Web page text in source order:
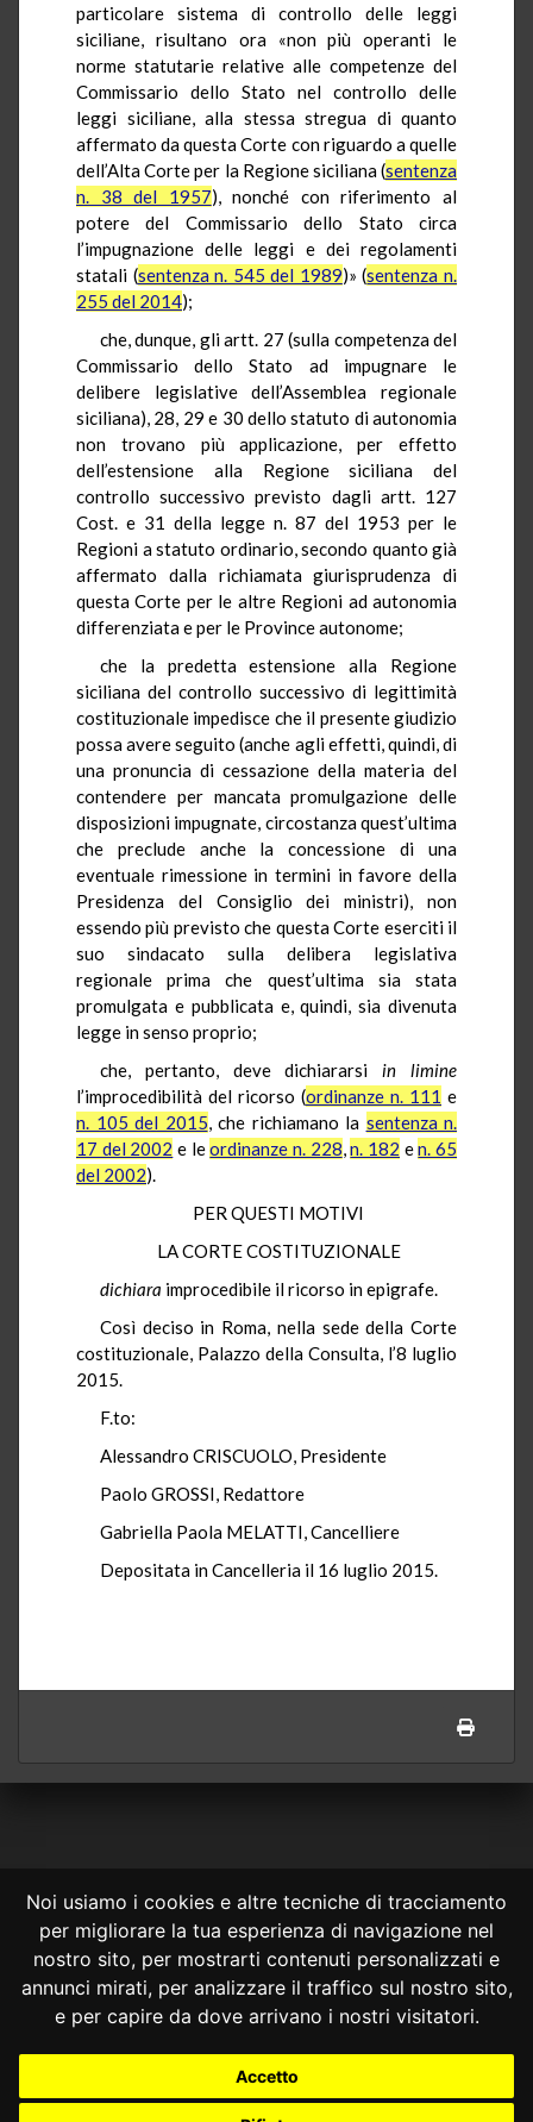
Noi usiamo i cookies e altre tecniche di tracciamento
per migliorare la tua esperienza di navigazione nel
nostro sito, per mostrarti contenuti personalizzati e
annunci mirati, per analizzare il traffico sul nostro sito,
e per capire da dove arrivano i nostri visitatori.
Accetto
particolare sistema di controllo delle leggi
siciliane, risultano ora «non più operanti le
norme statutarie relative alle competenze del
Commissario dello Stato nel controllo delle
leggi siciliane, alla stessa stregua di quanto
affermato da questa Corte con riguardo a quelle
dell’Alta Corte per la Regione siciliana (sentenza
n. 38 del 1957), nonché con riferimento al
potere del Commissario dello Stato circa
l’impugnazione delle leggi e dei regolamenti
statali (sentenza n. 545 del 1989)» (sentenza n.
255 del 2014);
che, dunque, gli artt. 27 (sulla competenza del
Commissario dello Stato ad impugnare le
delibere legislative dell’Assemblea regionale
siciliana), 28, 29 e 30 dello statuto di autonomia
non trovano più applicazione, per effetto
dell’estensione alla Regione siciliana del
controllo successivo previsto dagli artt. 127
Cost. e 31 della legge n. 87 del 1953 per le
Regioni a statuto ordinario, secondo quanto già
affermato dalla richiamata giurisprudenza di
questa Corte per le altre Regioni ad autonomia
differenziata e per le Province autonome;
che la predetta estensione alla Regione
siciliana del controllo successivo di legittimità
costituzionale impedisce che il presente giudizio
possa avere seguito (anche agli effetti, quindi, di
una pronuncia di cessazione della materia del
contendere per mancata promulgazione delle
disposizioni impugnate, circostanza quest’ultima
che preclude anche la concessione di una
eventuale rimessione in termini in favore della
Presidenza del Consiglio dei ministri), non
essendo più previsto che questa Corte eserciti il
suo sindacato sulla delibera legislativa
regionale prima che quest’ultima sia stata
promulgata e pubblicata e, quindi, sia divenuta
legge in senso proprio;
che, pertanto, deve dichiararsiin limine
l’improcedibilità del ricorso (ordinanze n. 111 e
n. 105 del 2015, che richiamano la sentenza n.
17 del 2002 e leordinanze n. 228,n. 182 en. 65
del 2002).
PER QUESTI MOTIVI
LA CORTE COSTITUZIONALE
dichiara improcedibile il ricorso in epigrafe.
Così deciso in Roma, nella sede della Corte
costituzionale, Palazzo della Consulta, l’8 luglio
2015.
F.to:
Alessandro CRISCUOLO, Presidente
Paolo GROSSI, Redattore
Gabriella Paola MELATTI, Cancelliere
Depositata in Cancelleria il 16 luglio 2015.
CONSULTA ONLINE DAL 1995 -NOTE LEGALI
Consulta OnLine non ha prodotto e non è responsabile per i contenuti e
le informazioni legali di siti collegati.
costituisce una relazione di consulenza legale.
Nessuno deve confidare o agire in base alle informazioni disponibili in